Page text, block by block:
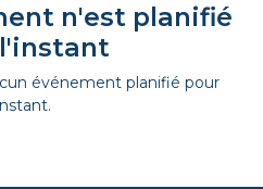
n'est planifié
événement planifié pour